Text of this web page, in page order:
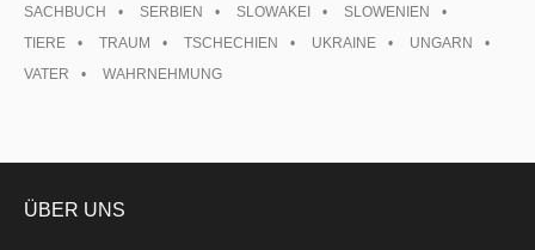
SACHBUCH
SERBIEN SLOWAKEI
SLOWENIEN
TIERE
TRAUM TSCHECHIEN UKRAINE
UNGARN
VATER
WAHRNEHMUNG
ÜBER UNS